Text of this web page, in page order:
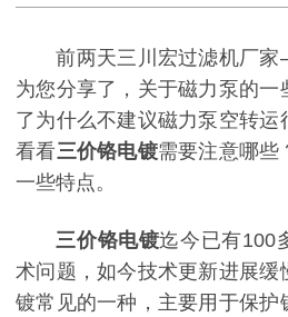
前两天三川宏过滤机厂
为您分享了，关于磁力泵的
了为什么不建议磁力泵空转
看看三价铬电镀需要注意哪些
一些特点。
三价铬电镀迄今已有100
术问题，如今技术更新进展缓
镀常见的一种，主要用于保护